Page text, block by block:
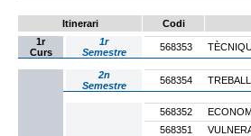
Itinerari Codi
1r
Curs
1r
Semestre
568353
2n
Semestre
568354
568352
568351